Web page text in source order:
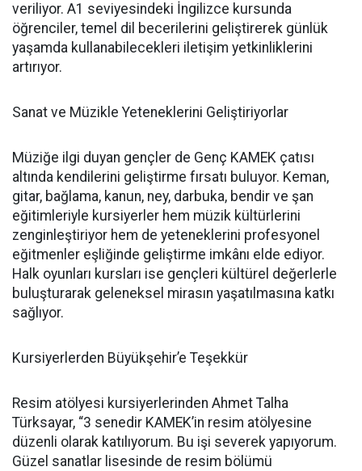
veriliyor. A1 seviyesindeki İngilizce kursunda
öğrenciler, temel dil becerilerini geliştirerek günlük
yaşamda kullanabilecekleri iletişim yetkinliklerini
artırıyor.
Sanat ve Müzikle Yeteneklerini Geliştiriyorlar
Müziğe ilgi duyan gençler de Genç KAMEK çatısı
altında kendilerini geliştirme fırsatı buluyor. Keman,
gitar, bağlama, kanun, ney, darbuka, bendir ve şan
eğitimleriyle kursiyerler hem müzik kültürlerini
zenginleştiriyor hem de yeteneklerini profesyonel
eğitmenler eşliğinde geliştirme imkânı elde ediyor.
Halk oyunları kursları ise gençleri kültürel değerlerle
buluşturarak geleneksel mirasın yaşatılmasına katkı
sağlıyor.
Kursiyerlerden Büyükşehir’e Teşekkür
Resim atölyesi kursiyerlerinden Ahmet Talha
Türksayar, “3 senedir KAMEK’in resim atölyesine
düzenli olarak katılıyorum. Bu işi severek yapıyorum.
Güzel sanatlar lisesinde de resim bölümü